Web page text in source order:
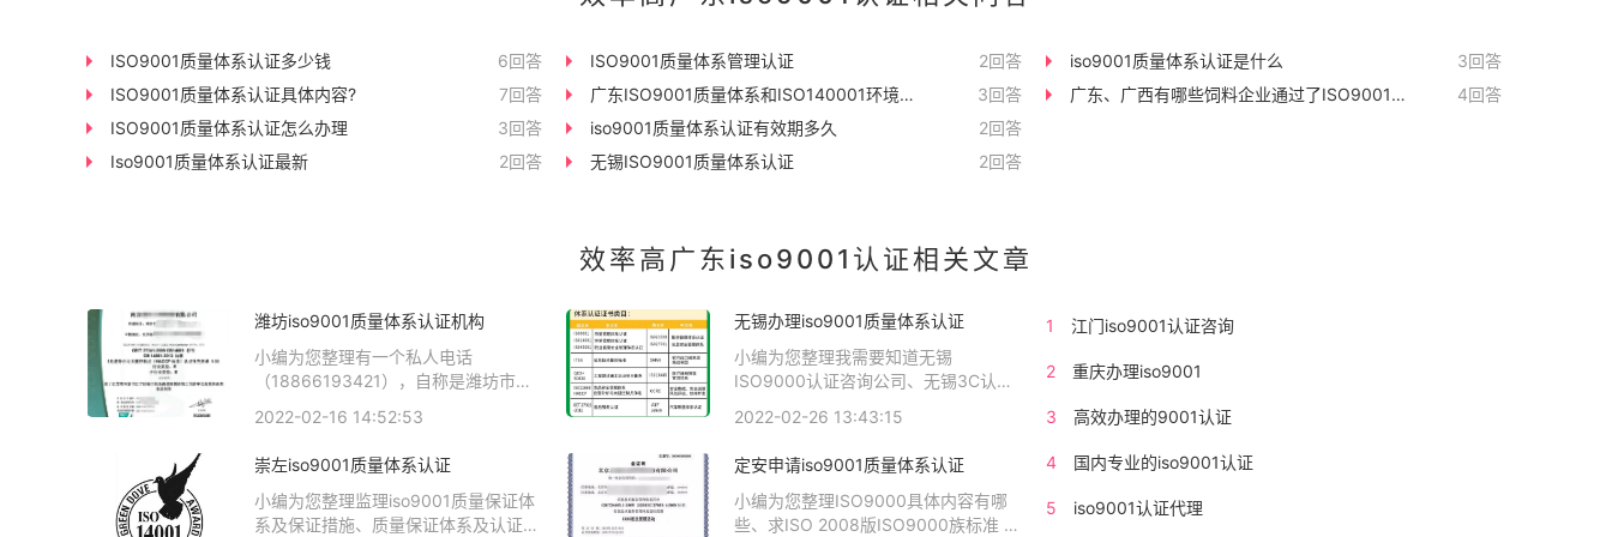
ISO9001质量体系认证多少钱
6回答
ISO9001质量体系认证具体内容?
7回答
ISO9001质量体系认证怎么办理
3回答
Iso9001质量体系认证最新
2回答
ISO9001质量体系管理认证
2回答
广东ISO9001质量体系和ISO140001环境体
系认证
3回答
iso9001质量体系认证有效期多久
2回答
无锡ISO9001质量体系认证
2回答
iso9001质量体系认证是什么
3回答
广东、广西有哪些饲料企业通过了ISO9001：
4回答
效率高广东iso9001认证相关文章
潍坊iso9001质量体系认证机构
小编为您整理有一个私人电话
（18866193421），自称是潍坊市企
内容、潍坊当地有做ISO9001质量认证
的公司吗、山东省潍坊市建筑三级企业
资质有哪些要求、潍坊本地有
ISO9000认证公司吗、潍坊哪里有代
评职称的机构，真实有效的是哪里相关
2022-02-16 14:52:53
崇左iso9001质量体系认证
小编为您整理监理iso9001质量保证体
系及保证措施、质量保证体系及认证证
无锡办理iso9001质量体系认证
小编为您整理我需要知道无锡
ISO9000认证咨询公司、无锡3C认证
ISO9000质量体系认证（2008新版标
准）、无锡ISO9001认证多少钱、无锡
ISO9000认证服务相关iso体系认证知
识，详情可查看下方正文！
2022-02-26 13:43:15
定安申请iso9001质量体系认证
小编为您整理ISO9000具体内容有哪
些、​求ISO 2008版ISO9000族标准 的
1 江门iso9001认证咨询
2 重庆办理iso9001
3 高效办理的9001认证
4 国内专业的iso9001认证
5 iso9001认证代理